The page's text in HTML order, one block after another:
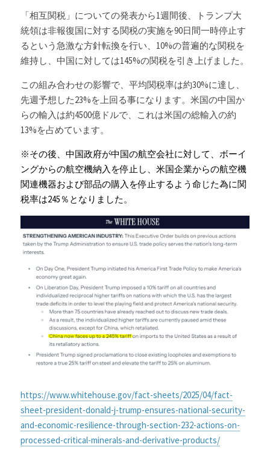
question corner
投資
ログイン/登録
検索
「相互関税」についての発表から1週間後、トランプ大
統領は非報復国に対する関税の実施を90日間一時停止す
るという急激な方針転換を行い、10%の普遍的な関税を
維持し、中国に対しては145%の関税を引き上げました。
この組み合わせの影響で、平均関税率は約30%に達し、
先週予想した23%を上回る事になります。米国の中国か
らの輸入は約4500億ドルで、これは米国の総輸入の約
13%を占めています。
※その後、中国政府が中国の航空会社に対して、ボーイ
ングからの航空機納入を停止し、米国企業からの航空機
関連機器および部品の購入を停止するよう命じた為に関
税率は245％となりました。
https://www.whitehouse.gov/fact-sheets/2025/04/fact-
sheet-president-donald-j-trump-ensures-national-security-
and-economic-resilience-through-section-232-actions-on-
processed-critical-minerals-and-derivative-products/